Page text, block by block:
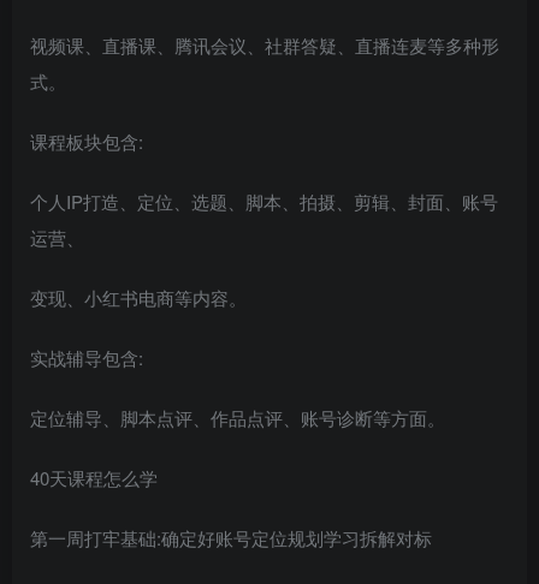
视频课、直播课、腾讯会议、社群答疑、直播连麦等多种形
式。
课程板块包含:
个人IP打造、定位、选题、脚本、拍摄、剪辑、封面、账号
运营、
变现、小红书电商等内容。
实战辅导包含:
定位辅导、脚本点评、作品点评、账号诊断等方面。
40天课程怎么学
第一周打牢基础:确定好账号定位规划学习拆解对标